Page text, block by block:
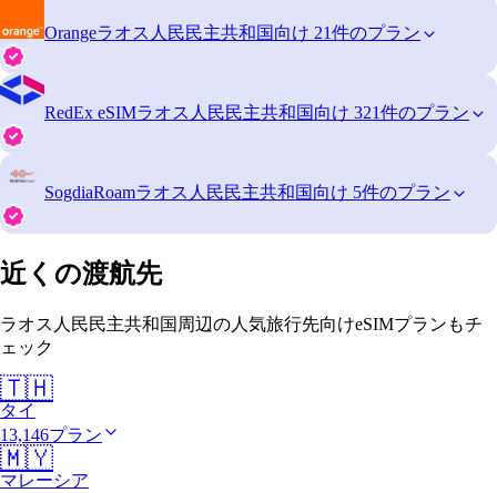
Orangeラオス人民民主共和国向け 21件のプラン
RedEx eSIMラオス人民民主共和国向け 321件のプラン
SogdiaRoamラオス人民民主共和国向け 5件のプラン
近くの渡航先
ラオス人民民主共和国周辺の人気旅行先向けeSIMプランもチ
ェック
🇹🇭
タイ
13,146プラン
🇲🇾
マレーシア